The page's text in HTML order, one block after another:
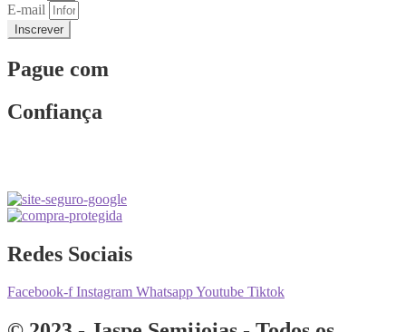
E-mail
Inscrever
Pague com
Confiança
Redes Sociais
Facebook-f Instagram WhatsappYoutube Tiktok